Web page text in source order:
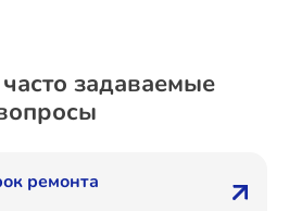
задаваемые
ремонта